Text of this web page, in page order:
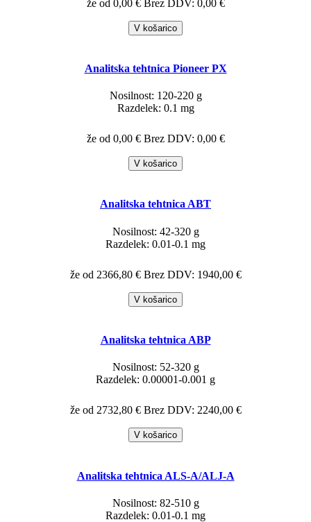
že od 0,00 € Brez DDV: 0,00 €
V košarico
Analitska tehtnica Pioneer PX
Nosilnost: 120-220 g
Razdelek: 0.1 mg
že od 0,00 € Brez DDV: 0,00 €
V košarico
Analitska tehtnica ABT
Nosilnost: 42-320 g
Razdelek: 0.01-0.1 mg
že od 2366,80 € Brez DDV: 1940,00 €
V košarico
Analitska tehtnica ABP
Nosilnost: 52-320 g
Razdelek: 0.00001-0.001 g
že od 2732,80 € Brez DDV: 2240,00 €
V košarico
Analitska tehtnica ALS-A/ALJ-A
Nosilnost: 82-510 g
Razdelek: 0.01-0.1 mg